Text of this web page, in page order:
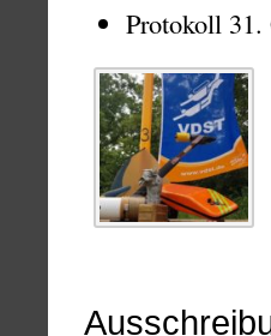
Protokoll